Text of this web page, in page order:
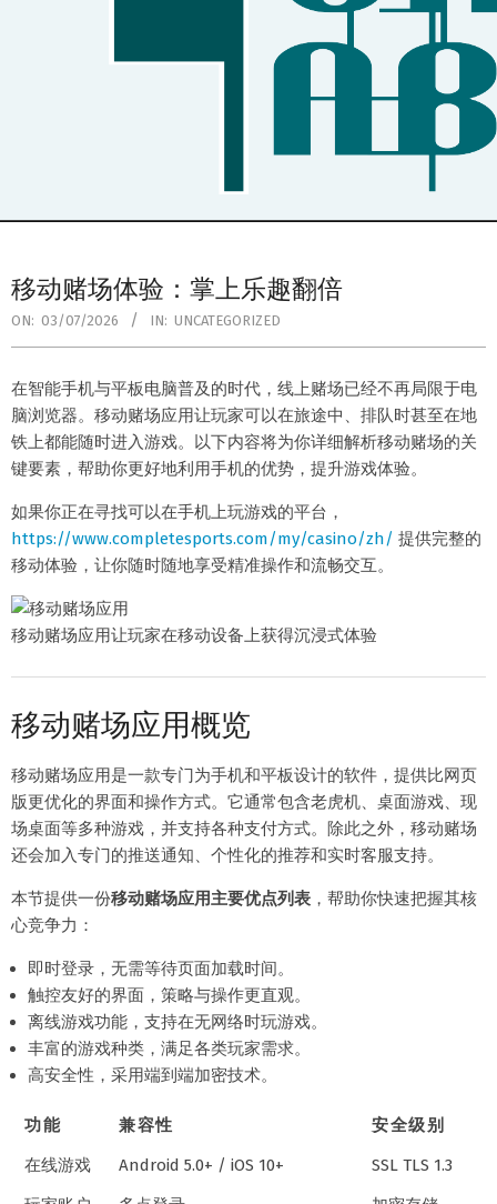
Menu
移动赌场体验：掌上乐趣翻倍
ON: 03/07/2026 IN: UNCATEGORIZED
在智能手机与平板电脑普及的时代，线上赌场已经不再局限于电
脑浏览器。移动赌场应用让玩家可以在旅途中、排队时甚至在地
铁上都能随时进入游戏。以下内容将为你详细解析移动赌场的关
键要素，帮助你更好地利用手机的优势，提升游戏体验。
如果你正在寻找可以在手机上玩游戏的平台，
https://www.completesports.com/my/casino/zh/ 提供完整的
移动体验，让你随时随地享受精准操作和流畅交互。
移动赌场应用让玩家在移动设备上获得沉浸式体验
移动赌场应用概览
移动赌场应用是一款专门为手机和平板设计的软件，提供比网页
版更优化的界面和操作方式。它通常包含老虎机、桌面游戏、现
场桌面等多种游戏，并支持各种支付方式。除此之外，移动赌场
还会加入专门的推送通知、个性化的推荐和实时客服支持。
本节提供一份移动赌场应用主要优点列表 ，帮助你快速把握其核
心竞争力：
即时登录，无需等待页面加载时间。
触控友好的界面，策略与操作更直观。
离线游戏功能，支持在无网络时玩游戏。
丰富的游戏种类，满足各类玩家需求。
高安全性，采用端到端加密技术。
功能 兼容性
安全级别
在线游戏
Android 5.0+ / iOS 10+
SSL TLS 1.3